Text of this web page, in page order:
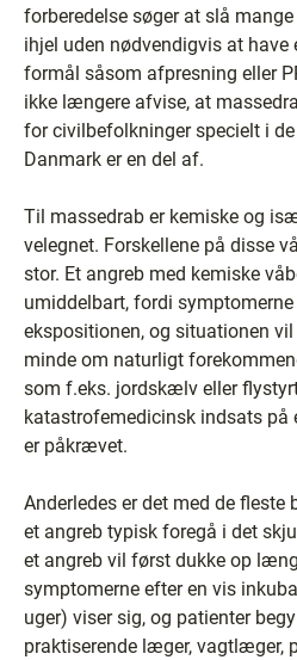
forberedelse søger at slå
ihjel uden nødvendigvis at
formål såsom afpresning eller
ikke længere afvise, at
for civilbefolkninger specielt i
Danmark er en del af.
Til massedrab er kemiske og
velegnet. Forskellene på disse
stor. Et angreb med kemiske
umiddelbart, fordi
ekspositionen, og situationen
minde om naturligt
som f.eks. jordskælv eller
katastrofemedicinsk indsats
er påkrævet.
Anderledes er det med de fleste
et angreb typisk foregå i det
et angreb vil først dukke op
symptomerne efter en vis
uger) viser sig, og patienter
praktiserende læger, vagtlæger,